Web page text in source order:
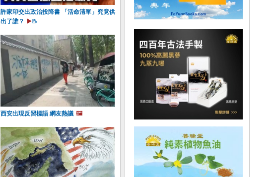
許家印交出政治投降書 「活命清單」究竟供
出了誰？
▶️📝
西安出現反習標語 網友熱議 🖼️